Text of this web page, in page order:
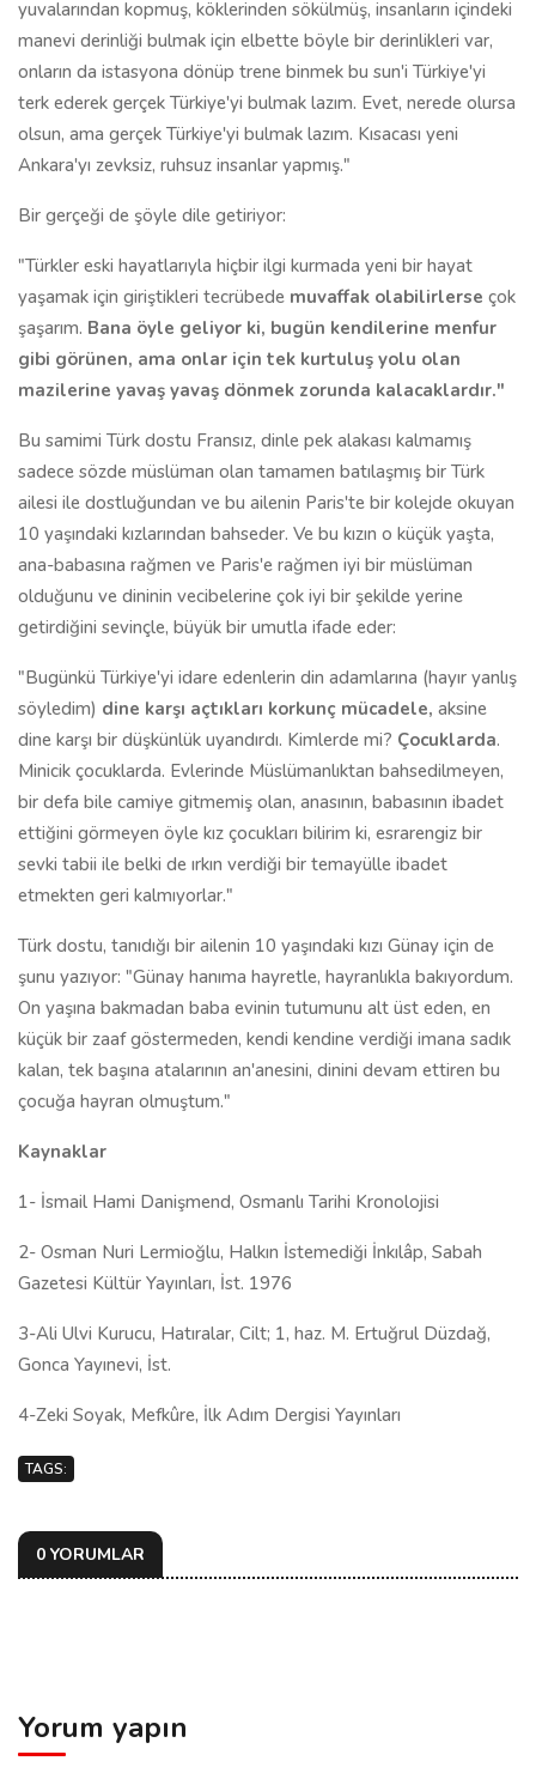
yuvalarından kopmuş, köklerinden sökülmüş, insanların içindeki
manevi derinliği bulmak için elbette böyle bir derinlikleri var,
onların da istasyona dönüp trene binmek bu sun'i Türkiye'yi
terk ederek gerçek Türkiye'yi bulmak lazım. Evet, nerede olursa
olsun, ama gerçek Türkiye'yi bulmak lazım. Kısacası yeni
Ankara'yı zevksiz, ruhsuz insanlar yapmış."
Bir gerçeği de şöyle dile getiriyor:
"Türkler eski hayatlarıyla hiçbir ilgi kurmada yeni bir hayat
yaşamak için giriştikleri tecrübede muvaffak olabilirlerse çok
şaşarım. Bana öyle geliyor ki, bugün kendilerine menfur
gibi görünen, ama onlar için tek kurtuluş yolu olan
mazilerine yavaş yavaş dönmek zorunda kalacaklardır."
Bu samimi Türk dostu Fransız, dinle pek alakası kalmamış
sadece sözde müslüman olan tamamen batılaşmış bir Türk
ailesi ile dostluğundan ve bu ailenin Paris'te bir kolejde okuyan
10 yaşındaki kızlarından bahseder. Ve bu kızın o küçük yaşta,
ana-babasına rağmen ve Paris'e rağmen iyi bir müslüman
olduğunu ve dininin vecibelerine çok iyi bir şekilde yerine
getirdiğini sevinçle, büyük bir umutla ifade eder:
"Bugünkü Türkiye'yi idare edenlerin din adamlarına (hayır yanlış
söyledim) dine karşı açtıkları korkunç mücadele, aksine
dine karşı bir düşkünlük uyandırdı. Kimlerde mi? Çocuklarda.
Minicik çocuklarda. Evlerinde Müslümanlıktan bahsedilmeyen,
bir defa bile camiye gitmemiş olan, anasının, babasının ibadet
ettiğini görmeyen öyle kız çocukları bilirim ki, esrarengiz bir
sevki tabii ile belki de ırkın verdiği bir temayülle ibadet
etmekten geri kalmıyorlar."
Türk dostu, tanıdığı bir ailenin 10 yaşındaki kızı Günay için de
şunu yazıyor: "Günay hanıma hayretle, hayranlıkla bakıyordum.
On yaşına bakmadan baba evinin tutumunu alt üst eden, en
küçük bir zaaf göstermeden, kendi kendine verdiği imana sadık
kalan, tek başına atalarının an'anesini, dinini devam ettiren bu
çocuğa hayran olmuştum."
Kaynaklar
1- İsmail Hami Danişmend, Osmanlı Tarihi Kronolojisi
2- Osman Nuri Lermioğlu, Halkın İstemediği İnkılâp, Sabah
Gazetesi Kültür Yayınları, İst. 1976
3-Ali Ulvi Kurucu, Hatıralar, Cilt; 1, haz. M. Ertuğrul Düzdağ,
Gonca Yayınevi, İst.
4-Zeki Soyak, Mefkûre, İlk Adım Dergisi Yayınları
TAGS:
0 YORUMLAR
Yorum yapın